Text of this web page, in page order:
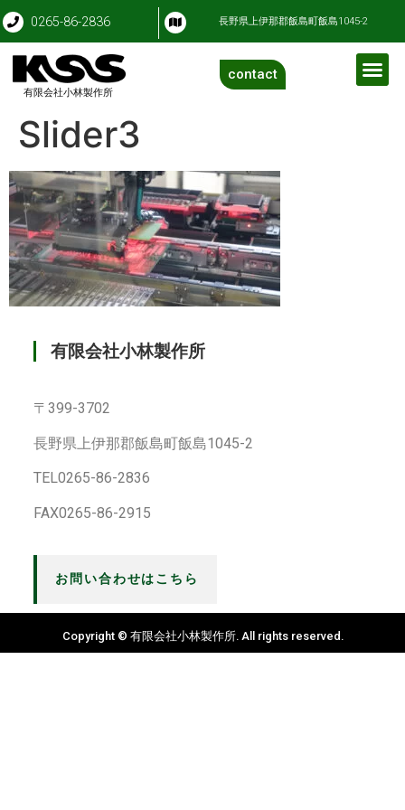
0265-86-2836 長野県上伊那郡飯島町飯島1045-2
有限会社小林製作所
contact
Slider3
有限会社小林製作所
〒399-3702
長野県上伊那郡飯島町飯島1045-2
TEL0265-86-2836
FAX0265-86-2915
お問い合わせはこちら
Copyright © 有限会社小林製作所. All rights reserved.